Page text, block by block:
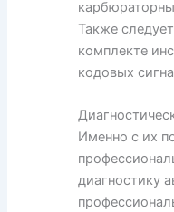
Также
комплекте
кодовых
Именно с их
диагностику